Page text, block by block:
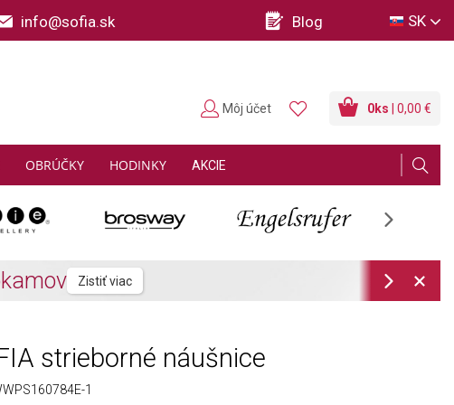
info@sofia.sk Blog SK
OBRÚČKY HODINKY AKCIE
0ks | 0,00 €
Môj účet
viac
strieborné náušnice
1